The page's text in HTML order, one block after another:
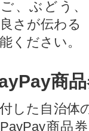
、ぶどう
さが伝わる
ください。
商
した自治体
PayPay商品